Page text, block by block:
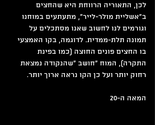
לכן, התאוריה הרווחת היא שהחצים
ב"אשליית מולר-לייר", מתעתעים במוחנו
וגורמים לנו לחשוב שאנו מסתכלים על
תמונה תלת-ממדית. לדוגמה, בקו האמצעי
בו החצים פונים החוצה (כמו בפינת
התקרה), המוח "חושב "שהנקודה נמצאת
רחוק יותר ועל כן הקו נראה ארוך יותר.
המאה ה-20